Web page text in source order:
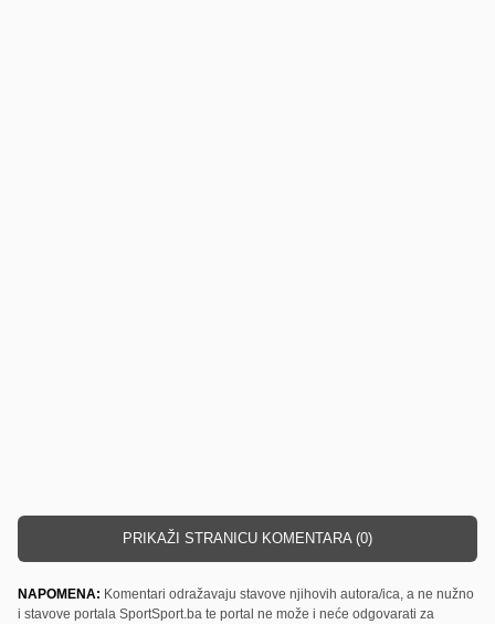
PRIKAŽI STRANICU KOMENTARA (0)
NAPOMENA: Komentari odražavaju stavove njihovih autora/ica, a ne nužno
i stavove portala SportSport.ba te portal ne može i neće odgovarati za